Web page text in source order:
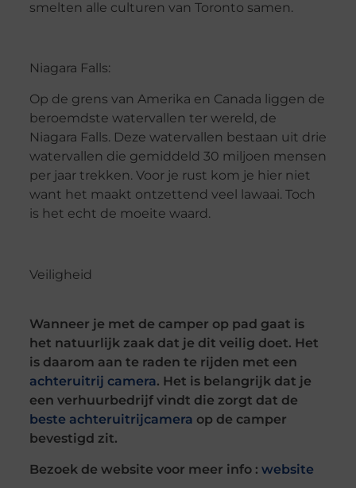
smelten alle culturen van Toronto samen.
Niagara Falls:
Op de grens van Amerika en Canada liggen de
beroemdste watervallen ter wereld, de
Niagara Falls. Deze watervallen bestaan uit drie
watervallen die gemiddeld 30 miljoen mensen
per jaar trekken. Voor je rust kom je hier niet
want het maakt ontzettend veel lawaai. Toch
is het echt de moeite waard.
Veiligheid
Wanneer je met de camper op pad gaat is
het natuurlijk zaak dat je dit veilig doet. Het
is daarom aan te raden te rijden met een
achteruitrij camera. Het is belangrijk dat je
een verhuurbedrijf vindt die zorgt dat de
beste achteruitrijcamera op de camper
bevestigd zit.
Bezoek de website voor meer info : website